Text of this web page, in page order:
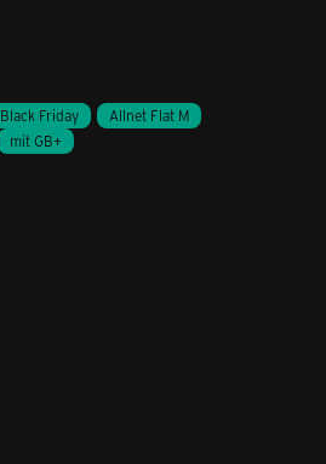
Black Friday
Allnet Flat M
mit GB+